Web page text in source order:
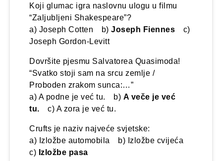
Koji glumac igra naslovnu ulogu u filmu
“Zaljubljeni Shakespeare”?
a) Joseph Cotten b)Joseph Fiennes c)
Joseph Gordon-Levitt
Dovršite pjesmu Salvatorea Quasimoda!
“Svatko stoji sam na srcu zemlje /
Proboden zrakom sunca:…”
a) A podne je već tu. b) A veče je već
tu. c) A zora je već tu.
Crufts je naziv najveće svjetske:
a) Izložbe automobila b) Izložbe cvijeća
c) Izložbe pasa